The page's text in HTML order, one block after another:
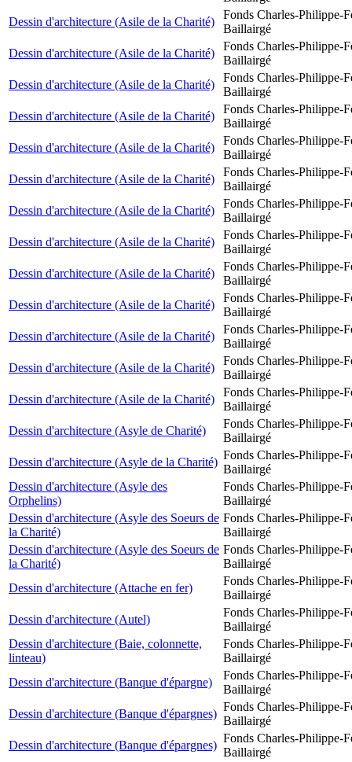
Dessin d'architecture (Asile de la Charité)
Fonds Charles-Philippe-
Baillairgé
Dessin d'architecture (Asile de la Charité)
Fonds Charles-Philippe-
Baillairgé
Dessin d'architecture (Asile de la Charité)
Fonds Charles-Philippe-
Baillairgé
Dessin d'architecture (Asile de la Charité)
Fonds Charles-Philippe-
Baillairgé
Dessin d'architecture (Asile de la Charité)
Fonds Charles-Philippe-
Baillairgé
Dessin d'architecture (Asile de la Charité)
Fonds Charles-Philippe-
Baillairgé
Dessin d'architecture (Asile de la Charité)
Fonds Charles-Philippe-
Baillairgé
Dessin d'architecture (Asile de la Charité)
Fonds Charles-Philippe-
Baillairgé
Dessin d'architecture (Asile de la Charité)
Fonds Charles-Philippe-
Baillairgé
Dessin d'architecture (Asile de la Charité)
Fonds Charles-Philippe-
Baillairgé
Dessin d'architecture (Asile de la Charité)
Fonds Charles-Philippe-
Baillairgé
Dessin d'architecture (Asile de la Charité)
Fonds Charles-Philippe-
Baillairgé
Dessin d'architecture (Asile de la Charité)
Fonds Charles-Philippe-
Baillairgé
Dessin d'architecture (Asyle de Charité)
Fonds Charles-Philippe-
Baillairgé
Dessin d'architecture (Asyle de la Charité)
Fonds Charles-Philippe-
Baillairgé
Dessin d'architecture (Asyle des
Orphelins)
Fonds Charles-Philippe-
Baillairgé
Dessin d'architecture (Asyle des Soeurs de
la Charité)
Fonds Charles-Philippe-
Baillairgé
Dessin d'architecture (Asyle des Soeurs de
la Charité)
Fonds Charles-Philippe-
Baillairgé
Dessin d'architecture (Attache en fer)
Fonds Charles-Philippe-
Baillairgé
Dessin d'architecture (Autel)
Fonds Charles-Philippe-
Baillairgé
Dessin d'architecture (Baie, colonnette,
linteau)
Fonds Charles-Philippe-
Baillairgé
Dessin d'architecture (Banque d'épargne)
Fonds Charles-Philippe-
Baillairgé
Dessin d'architecture (Banque d'épargnes)
Fonds Charles-Philippe-
Baillairgé
Dessin d'architecture (Banque d'épargnes)
Fonds Charles-Philippe-
Baillairgé